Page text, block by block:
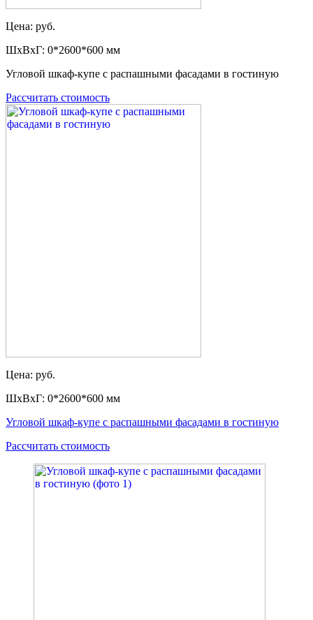
Цена: руб.
ШxВxГ: 0*2600*600 мм
Угловой шкаф-купе с распашными фасадами в гостиную
Рассчитать стоимость
Цена: руб.
ШxВxГ: 0*2600*600 мм
Угловой шкаф-купе с распашными фасадами в гостиную
Рассчитать стоимость